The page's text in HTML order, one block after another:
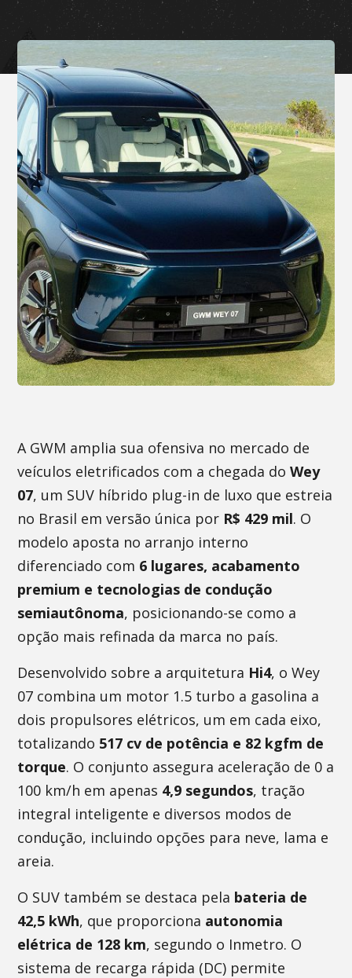
A GWM amplia sua ofensiva no mercado de
veículos eletrificados com a chegada doWey
07, um SUV híbrido plug-in de luxo que estreia
no Brasil em versão única por R$ 429 mil. O
modelo aposta no arranjo interno
diferenciado com 6 lugares, acabamento
premium e tecnologias de condução
semiautônoma, posicionando-se como a
opção mais refinada da marca no país.
Desenvolvido sobre a arquitetura Hi4, o Wey
07 combina um motor 1.5 turbo a gasolina a
dois propulsores elétricos, um em cada eixo,
totalizando 517 cv de potência e 82 kgfm de
torque. O conjunto assegura aceleração de 0 a
100 km/h em apenas 4,9 segundos, tração
integral inteligente e diversos modos de
condução, incluindo opções para neve, lama e
areia.
O SUV também se destaca pela bateria de
42,5 kWh, que proporciona autonomia
elétrica de 128 km, segundo o Inmetro. O
sistema de recarga rápida (DC) permite